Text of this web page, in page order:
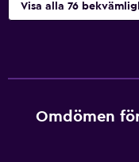
Visa alla 76
Omdömen